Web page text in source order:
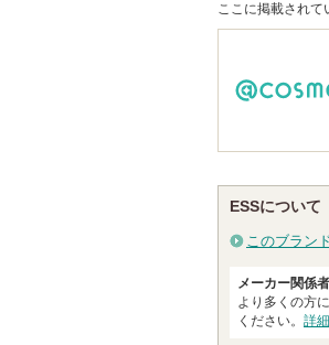
ここに掲載されて
ESSについて
このブラン
メーカー関係
より多くの方
ください。 詳